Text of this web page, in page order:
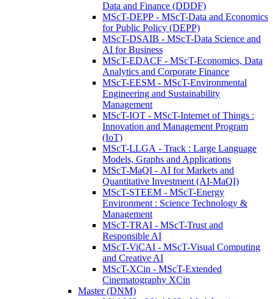
Data and Finance (DDDF)
MScT-DEPP - MScT-Data and Economics
for Public Policy (DEPP)
MScT-DSAIB - MScT-Data Science and
AI for Business
MScT-EDACF - MScT-Economics, Data
Analytics and Corporate Finance
MScT-EESM - MScT-Environmental
Engineering and Sustainability
Management
MScT-IOT - MScT-Internet of Things :
Innovation and Management Program
(IoT)
MScT-LLGA - Track : Large Language
Models, Graphs and Applications
MScT-MaQI - AI for Markets and
Quantitative Investment (AI-MaQI)
MScT-STEEM - MScT-Energy
Environment : Science Technology &
Management
MScT-TRAI - MScT-Trust and
Responsible AI
MScT-ViCAI - MScT-Visual Computing
and Creative AI
MScT-XCin - MScT-Extended
Cinematography XCin
Master (DNM)